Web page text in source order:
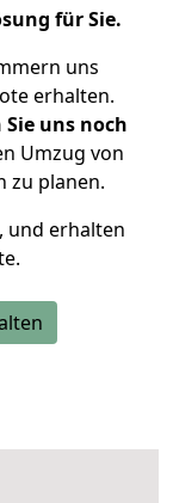
für Sie.
uns
erhalten.
uns noch
Umzug von
zu planen.
und erhalten